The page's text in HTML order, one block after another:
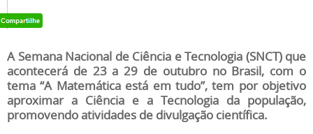
A Semana Nacional de Ciência e Tecnologia (SNCT) que
acontecerá de 23 a 29 de outubro no Brasil, com o
tema “A Matemática está em tudo”, tem por objetivo
aproximar a Ciência e a Tecnologia da população,
promovendo atividades de divulgação científica.